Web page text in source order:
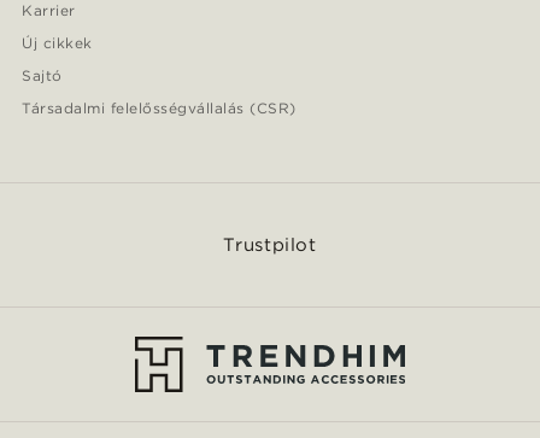
Karrier
Új cikkek
Sajtó
Társadalmi felelősségvállalás (CSR)
Trustpilot